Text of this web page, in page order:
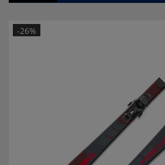
Artikel-ID:
113858
-26%